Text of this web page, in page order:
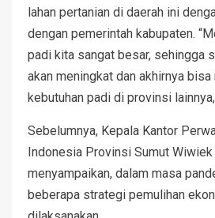
lahan pertanian di daerah ini
dengan pemerintah kabupaten.
padi kita sangat besar, sehingga
akan meningkat dan akhirnya
kebutuhan padi di provinsi
Sebelumnya, Kepala Kantor
Indonesia Provinsi Sumut
menyampaikan, dalam masa
beberapa strategi pemulihan